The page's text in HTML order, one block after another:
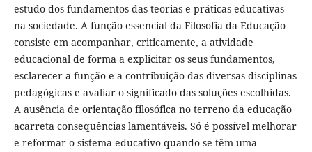
estudo dos fundamentos das teorias e práticas educativas
na sociedade. A função essencial da Filosofia da Educação
consiste em acompanhar, criticamente, a atividade
educacional de forma a explicitar os seus fundamentos,
esclarecer a função e a contribuição das diversas disciplinas
pedagógicas e avaliar o significado das soluções escolhidas.
A ausência de orientação filosófica no terreno da educação
acarreta consequências lamentáveis. Só é possível melhorar
e reformar o sistema educativo quando se têm uma